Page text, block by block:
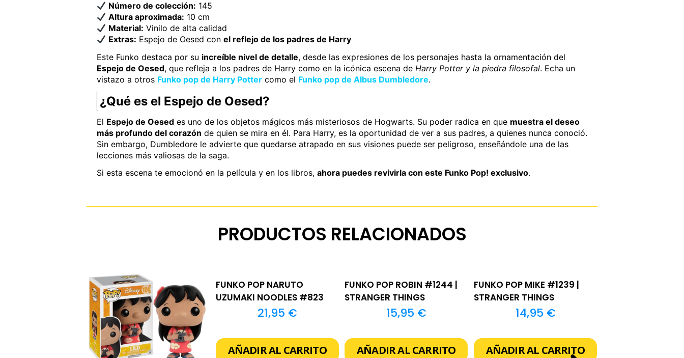
Número de colección: 145
Altura aproximada: 10 cm
Material: Vinilo de alta calidad
Extras: Espejo de Oesed conel reflejo de los padres de Harry
Este Funko destaca por su increíble nivel de detalle, desde las expresiones de los personajes hasta la ornamentación del
Espejo de Oesed, que refleja a los padres de Harry como en la icónica escena de Harry Potter y la piedra filosofal. Echa un
vistazo a otros Funko pop de Harry Potter como el Funko pop de Albus Dumbledore.
¿Qué es el Espejo de Oesed?
El Espejo de Oesed es uno de los objetos mágicos más misteriosos de Hogwarts. Su poder radica en que muestra el deseo
más profundo del corazón de quien se mira en él. Para Harry, es la oportunidad de ver a sus padres, a quienes nunca conoció.
Sin embargo, Dumbledore le advierte que quedarse atrapado en sus visiones puede ser peligroso, enseñándole una de las
lecciones más valiosas de la saga.
Si esta escena te emocionó en la película y en los libros, ahora puedes revivirla con este Funko Pop! exclusivo.
PRODUCTOS RELACIONADOS
FUNKO POP NARUTO
UZUMAKI NOODLES #823
21,95 €
AÑADIR AL CARRITO
FUNKO POP ROBIN #1244 |
STRANGER THINGS
15,95 €
AÑADIR AL CARRITO
FUNKO POP MIKE #1239 |
STRANGER THINGS
14,95 €
AÑADIR AL CARRITO